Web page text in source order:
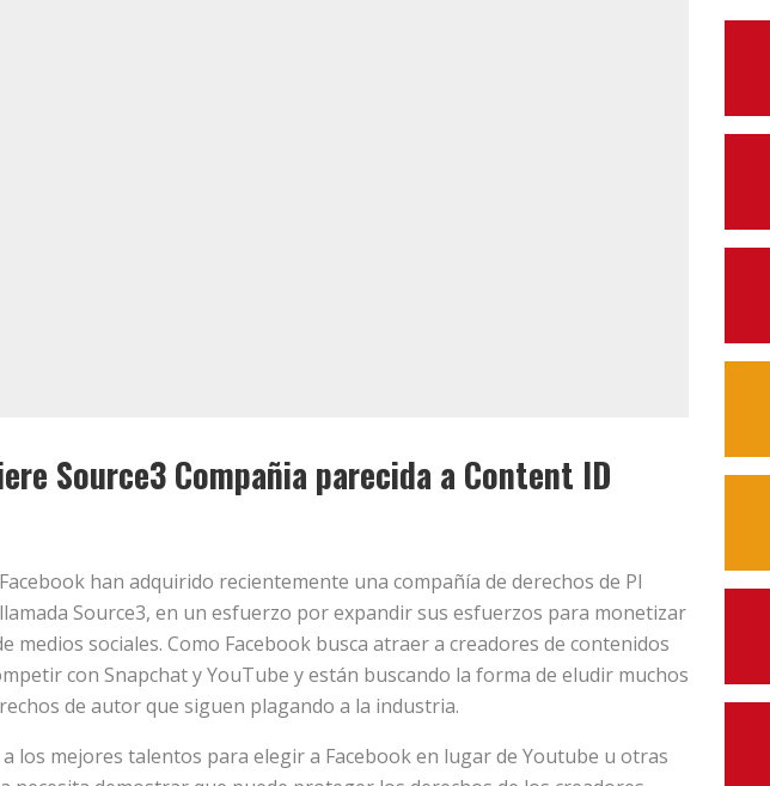
Source3 Compañia parecida a Content ID
han adquirido recientemente una compañía de derechos de PI
Source3, en un esfuerzo por expandir sus esfuerzos para monetizar
medios sociales. Como Facebook busca atraer a creadores de contenidos
con Snapchat y YouTube y están buscando la forma de eludir muchos
de autor que siguen plagando a la industria.
los mejores talentos para elegir a Facebook en lugar de Youtube u otras